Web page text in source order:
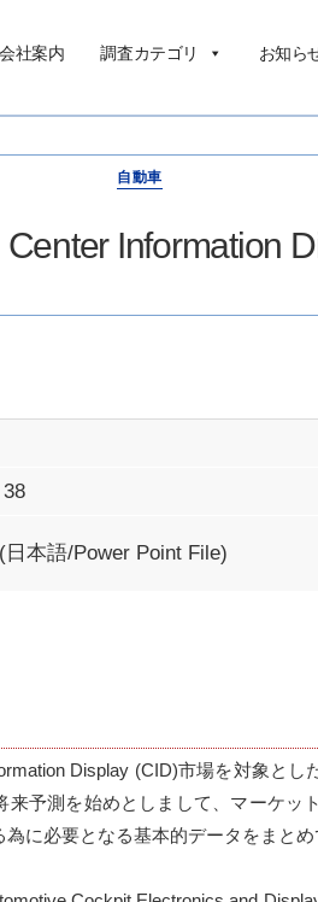
会社案内 調査カテゴリ お知ら
自動車
Information
日本語/Power Point File)
Display (CID)市場を対象と
予測を始めとしまして、マーケッ
に必要となる基本的データをまとめ